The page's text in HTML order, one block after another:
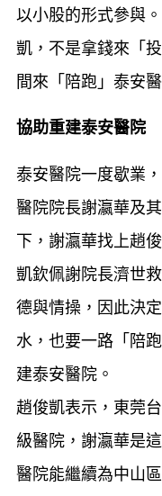
以小股的形式參與
凱，不是拿錢來「
間來「陪跑」泰安醫
協助重建泰安醫院
泰安醫院一度歇業
醫院院長謝瀛華及
下，謝瀛華找上趙
凱欽佩謝院長濟世
德與情操，因此決
水，也要一路「陪
建泰安醫院。
趙俊凱表示，東莞
級醫院，謝瀛華是
醫院能繼續為中山